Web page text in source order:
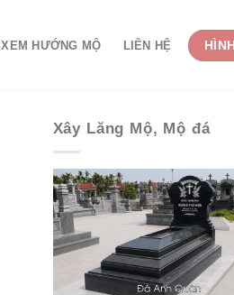
XEM HƯỚNG MỘ LIÊN HỆ
Xây Lăng Mộ, Mộ đá